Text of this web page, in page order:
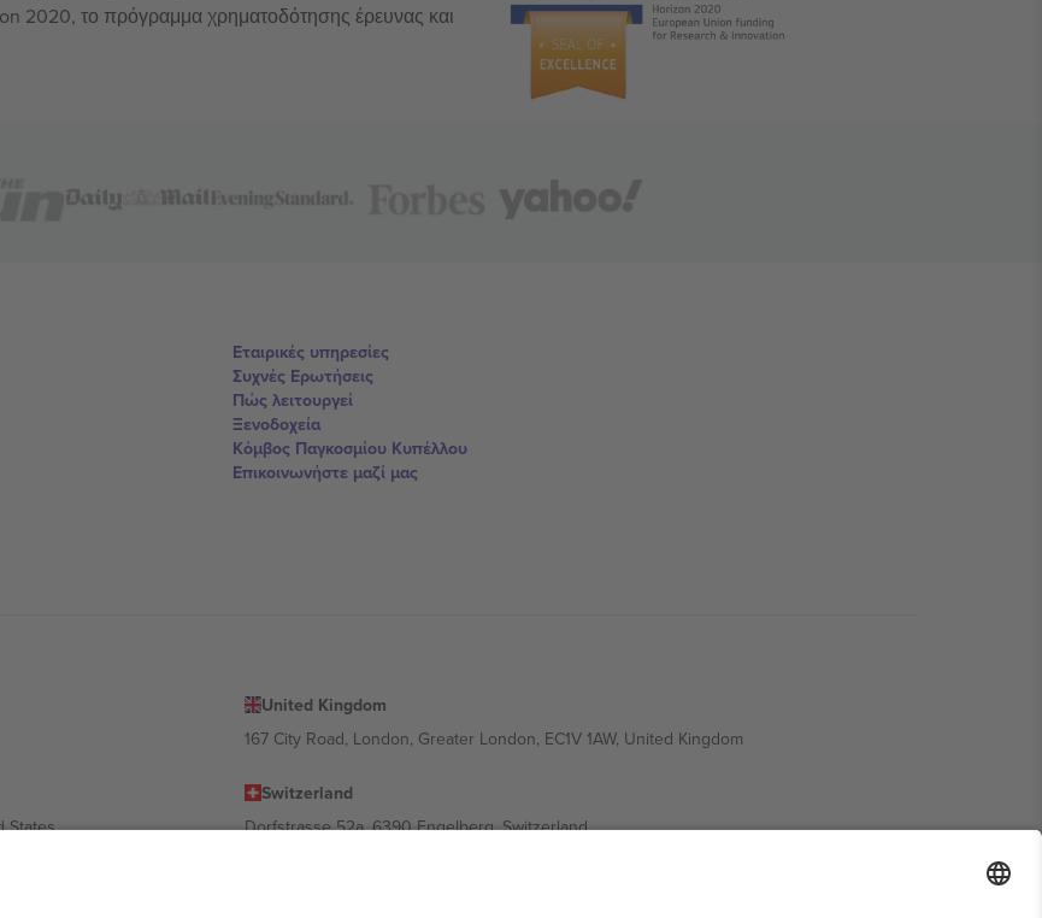
2020, το πρόγραμμα χρηματοδότησης έρευνας και
Εταιρικές υπηρεσίες
Συχνές Ερωτήσεις
Πώς λειτουργεί
Ξενοδοχεία
Κόμβος Παγκοσμίου Κυπέλλου
Επικοινωνήστε μαζί μας
United Kingdom
167 City Road, London, Greater London, EC1V 1AW, United Kingdom
States
Switzerland
Dorfstrasse 52a, 6390 Engelberg, Switzerland